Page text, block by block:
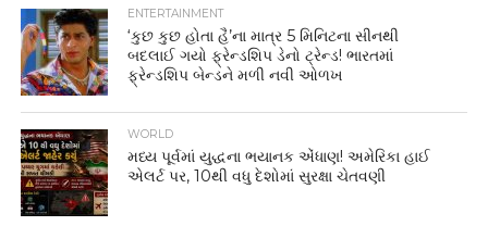
ENTERTAINMENT
‘કુછ કુછ હોતા હૈ’ના માત્ર 5 મિનિટના સીનથી
બદલાઈ ગયો ફ્રેન્ડશિપ ડેનો ટ્રેન્ડ! ભારતમાં
ફ્રેન્ડશિપ બેન્ડને મળી નવી ઓળખ
WORLD
મધ્ય પૂર્વમાં યુદ્ધના ભયાનક એંધાણ! અમેરિકા હાઈ
એલર્ટ પર, 10થી વધુ દેશોમાં સુરક્ષા ચેતવણી